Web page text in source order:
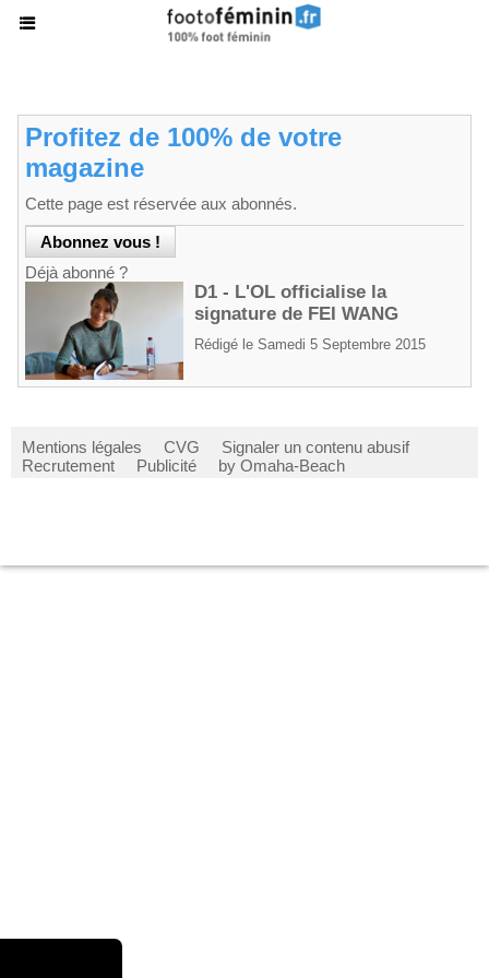
Profitez de 100% de votre
magazine
Cette page est réservée aux abonnés.
Déjà abonné ?
D1 - L'OL officialise la
signature de FEI WANG
Rédigé le Samedi 5 Septembre 2015
Mentions légales CVG
Signaler un contenu abusif
Recrutement
Publicité by Omaha-Beach